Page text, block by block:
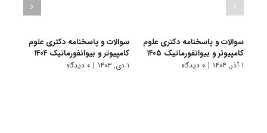
سوالات و پاسخنامه دکتری علوم
کامپیوتر و بیوانفورماتیک ۱۴۰۵
۱ آذر, ۱۴۰۴ | ۰ دیدگاه
سوالات و پاسخنامه دکتری علوم
کامپیوتر و بیوانفورماتیک ۱۴۰۴
۱ دی, ۱۴۰۳ | ۰ دیدگاه